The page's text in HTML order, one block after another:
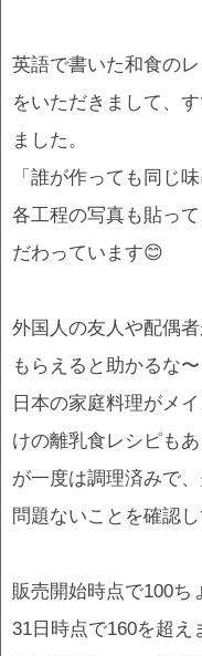
英語で書いた和食の
をいただきまして、
ました。
「誰が作っても同じ
各工程の写真も貼っ
だわっています😊
外国人の友人や配偶
もらえると助かるな
日本の家庭料理がメ
けの離乳食レシピも
が一度は調理済みで
問題ないことを確認
販売開始時点で100ち
31日時点で160を超え